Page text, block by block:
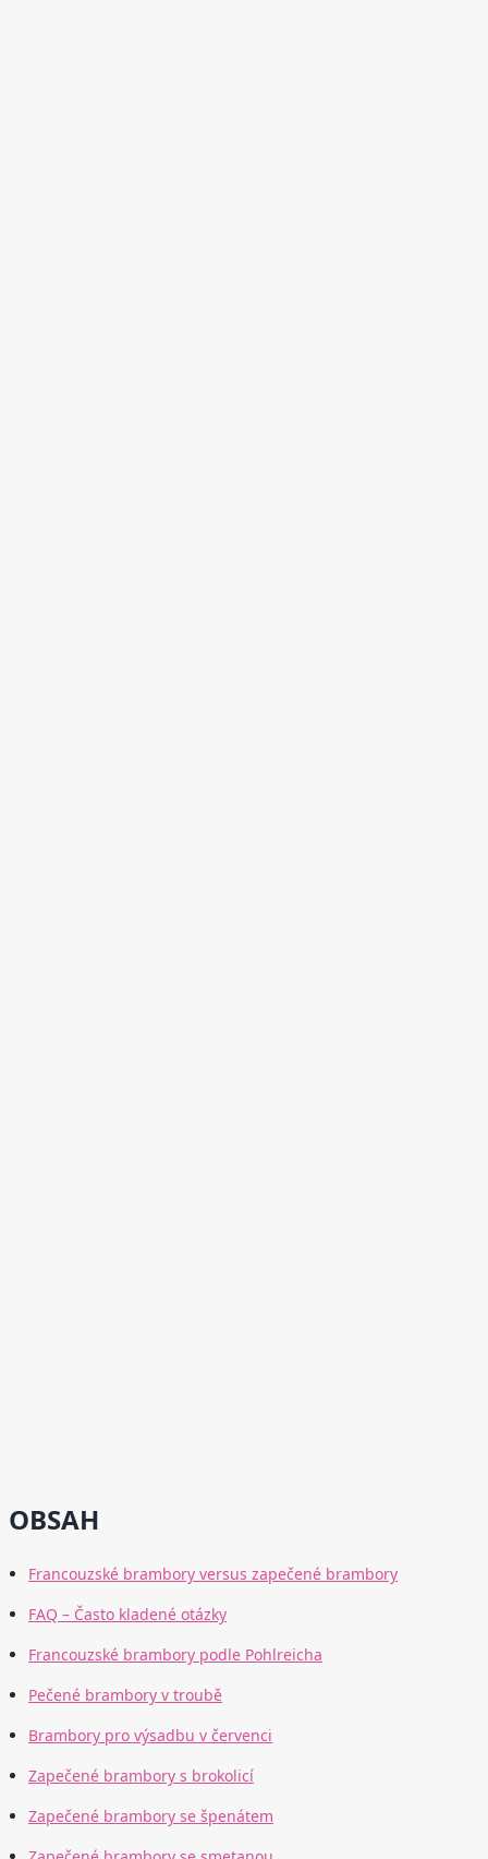
OBSAH
Francouzské brambory versus zapečené brambory
FAQ – Často kladené otázky
Francouzské brambory podle Pohlreicha
Pečené brambory v troubě
Brambory pro výsadbu v červenci
Zapečené brambory s brokolicí
Zapečené brambory se špenátem